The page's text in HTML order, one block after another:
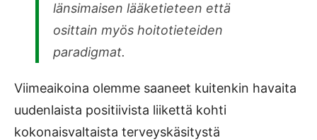
länsimaisen lääketieteen että
osittain myös hoitotieteiden
paradigmat.
Viimeaikoina olemme saaneet kuitenkin havaita
uudenlaista positiivista liikettä kohti
kokonaisvaltaista terveyskäsitystä